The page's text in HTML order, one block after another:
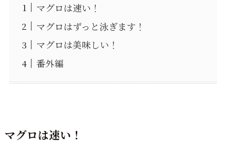
マグロは速い！
マグロはずっと泳ぎます！
マグロは美味しい！
番外編
マグロは速い！